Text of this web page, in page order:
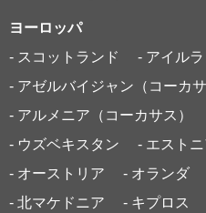
ヨーロッパ
- スコットランド
- アイル
- アゼルバイジャン（コーカサ
- アルメニア（コーカサス）
- ウズベキスタン
- エストニ
- オーストリア
- オランダ
- 北マケドニア
- キプロス